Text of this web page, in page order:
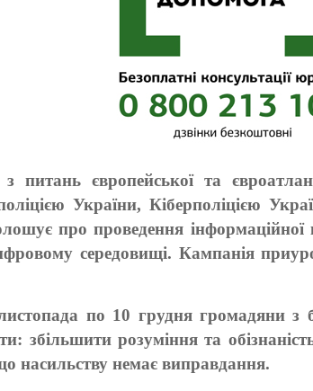
питань європейської та
України, Кіберполіцією
про проведення інформаційної
середовищі. Кампанія
по 10 грудня громадяни з
збільшити розуміння та
насильству немає виправдання.